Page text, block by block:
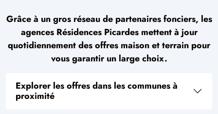
Grâce à un gros réseau de partenaires fonciers, les
agences Résidences Picardes mettent à jour
quotidiennement des offres maison et terrain pour
vous garantir un large choix.
Explorer les offres dans les communes à
proximité